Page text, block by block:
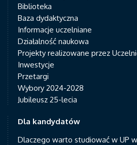
Biblioteka
Baza dydaktyczna
Informacje uczelniane
Działalność naukowa
Projekty realizowane przez
Inwestycje
Przetargi
Wybory 2024-2028
Jubileusz 25-lecia
Dla kandydatów
Dlaczego warto studiować w UP